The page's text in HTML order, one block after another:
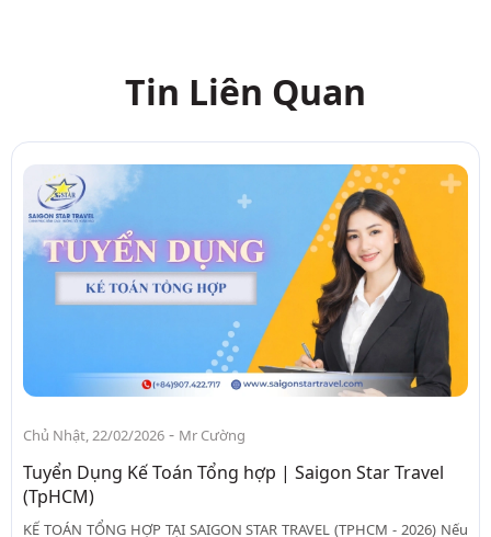
Tin Liên Quan
Chủ Nhật, 22/02/2026 - Mr Cường
Tuyển Dụng Kế Toán Tổng hợp | Saigon Star Travel
(TpHCM)
KẾ TOÁN TỔNG HỢP TẠI SAIGON STAR TRAVEL (TPHCM - 2026) Nếu